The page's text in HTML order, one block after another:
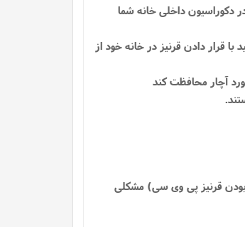
دکوراسیون داخلی خانه شما
قرار دادن قرنیز در خانه خود از
بودن قرنیز پی وی سی) مشکلی